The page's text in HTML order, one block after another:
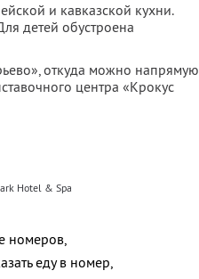
и кавказской кухни.
детей обустроена
откуда можно напрямую
центра «Крокус
Hotel & Spa
номеров,
еду в номер,